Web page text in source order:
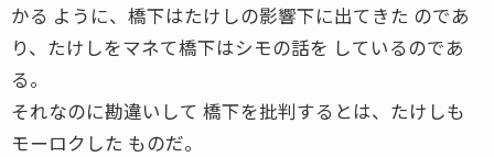
かる ように、橋下はたけしの影響下に出てきた のであ
り、たけしをマネて橋下はシモの話を しているのであ
る。
それなのに勘違いして 橋下を批判するとは、たけしも
モーロクした ものだ。